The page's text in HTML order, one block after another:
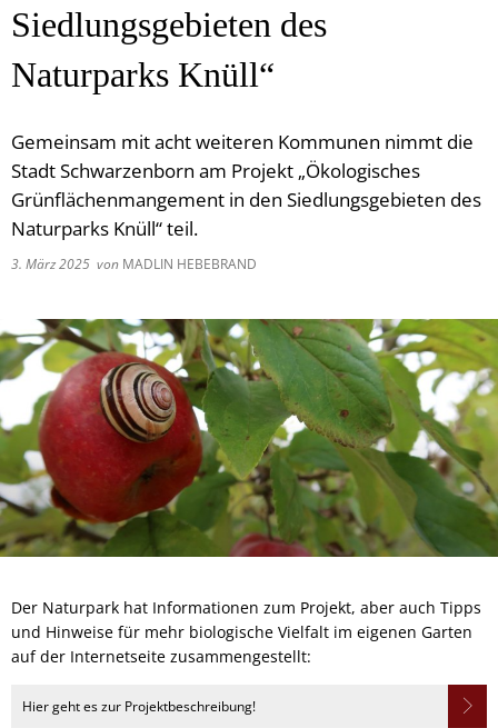
Siedlungsgebieten des
Naturparks Knüll“
Gemeinsam mit acht weiteren Kommunen nimmt die
Stadt Schwarzenborn am Projekt „Ökologisches
Grünflächenmangement in den Siedlungsgebieten des
Naturparks Knüll“ teil.
3. März 2025 von MADLIN HEBEBRAND
Der Naturpark hat Informationen zum Projekt, aber auch Tipps
und Hinweise für mehr biologische Vielfalt im eigenen Garten
auf der Internetseite zusammengestellt:
Hier geht es zur Projektbeschreibung!